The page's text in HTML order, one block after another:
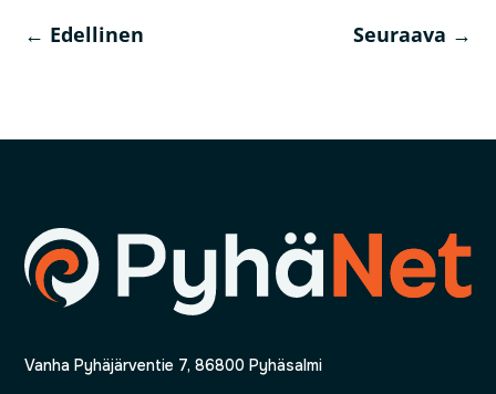
← Edellinen Seuraava →
Vanha Pyhäjärventie 7, 86800 Pyhäsalmi